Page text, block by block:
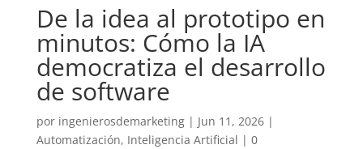
De la idea al prototipo en
minutos: Cómo la IA
democratiza el desarrollo
de software
por ingenierosdemarketing| Jun 11, 2026|
Automatización, Inteligencia Artificial | 0